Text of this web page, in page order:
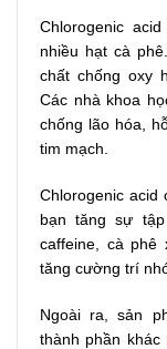
Chlorogenic
nhiều hạt cà
chất chống oxy
Các nhà khoa
chống lão hóa,
tim mạch.
Chlorogenic acid
bạn tăng sự
caffeine, cà phê
tăng cường trí
Ngoài ra, sản
thành phần